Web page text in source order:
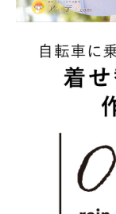
ボディメイクグッズ
ファッション
アウトドア・トラベル